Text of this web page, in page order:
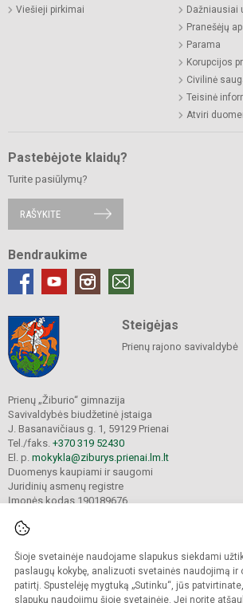
Šioje svetainėje naudojame slapukus siekdami
paslaugų kokybę, analizuoti svetainės naudojimą
patirtį. Spustelėję mygtuką „Sutinku“, jūs
slapukų naudojimu šioje svetainėje. Jei norite
Viešieji pirkimai
Dažniausiai
Pranešėjų
Parama
Korupcijos
Civilinė
Teisinė
Atviri
Pastebėjote klaidų?
Turite pasiūlymų?
RAŠYKITE
Bendraukime
Steigėjas
Prienų rajono savivaldybė
Prienų „Žiburio“ gimnazija
Savivaldybės biudžetinė įstaiga
J. Basanavičiaus g. 1, 59129 Prienai
Tel./faks. +370 319 52430
El. p. mokykla@ziburys.prienai.lm.lt
Duomenys kaupiami ir saugomi
Juridinių asmenų registre
Įmonės kodas 190189676
© 2023 Prienų "Žiburio" gimnazija. Visos
Kopijuoti turinį be raštiško gimnazijos sutikimo
Versija neįgaliesiems Slapukų